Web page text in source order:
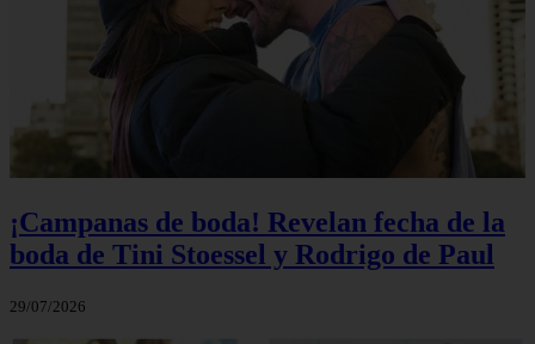
¡Campanas de boda! Revelan fecha de la
boda de Tini Stoessel y Rodrigo de Paul
29/07/2026